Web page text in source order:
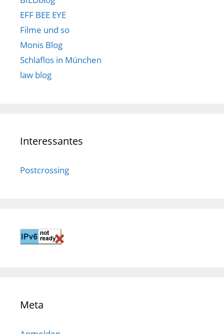
EFF BEE EYE
Filme und so
Monis Blog
Schlaflos in München
law blog
Interessantes
Postcrossing
Meta